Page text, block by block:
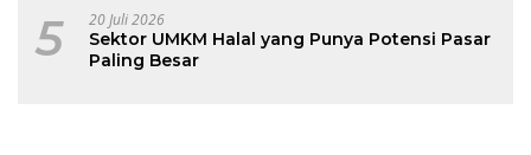
5 20 Juli 2026
Sektor UMKM Halal yang Punya Potensi Pasar
Paling Besar